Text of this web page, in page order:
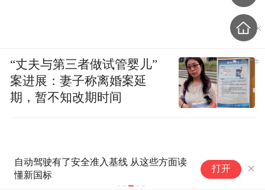
自动驾驶有了安全准入基线 从这些方面读
懂新国标
打开
“丈夫与第三者做试管婴儿”
案进展：妻子称离婚案延
期，暂不知改期时间